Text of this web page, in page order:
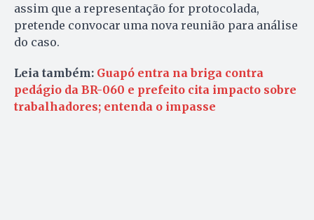
assim que a representação for protocolada,
pretende convocar uma nova reunião para análise
do caso.
Leia também: Guapó entra na briga contra
pedágio da BR-060 e prefeito cita impacto sobre
trabalhadores; entenda o impasse